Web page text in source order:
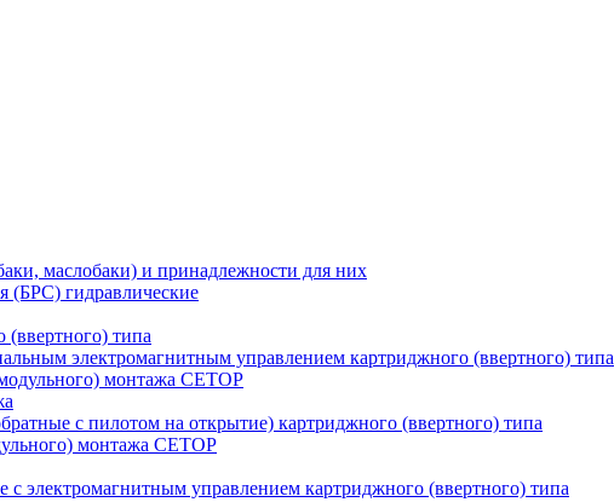
маслобаки) и принадлежности для них
(БРС) гидравлические
(ввертного) типа
электромагнитным управлением картриджного (ввертного) типа
монтажа CETOP
с пилотом на открытие) картриджного (ввертного) типа
монтажа CETOP
электромагнитным управлением картриджного (ввертного) типа